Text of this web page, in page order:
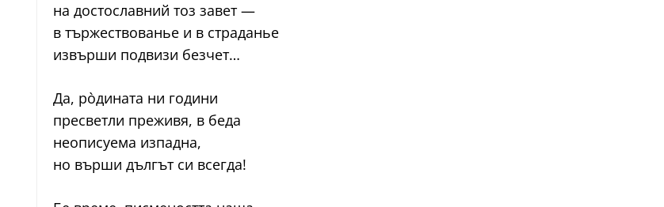
на достославний тоз завет —
в тържествованье и в страданье
извърши подвизи безчет…
Да, ро̀дината ни години
пресветли преживя, в беда
неописуема изпадна,
но върши дългът си всегда!